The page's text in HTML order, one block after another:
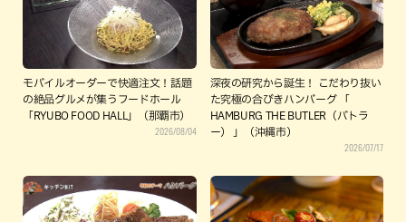
モバイルオーダーで快適注文！話題
の絶品グルメが集うフードホール
「RYUBO FOOD HALL」（那覇市）
2026/08/04
深夜の研究から誕生！ こだわり抜い
た究極の合びきハンバーグ 「
HAMBURG THE BUTLER（バトラ
ー） 」（沖縄市）
2026/07/17